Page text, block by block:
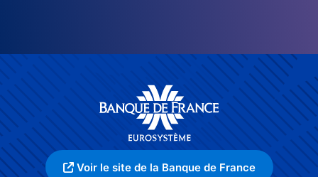
Voir le site de la Banque de France